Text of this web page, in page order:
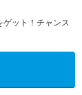
ゲット！チャンス